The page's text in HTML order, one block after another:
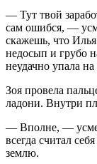
— Тут твой
сам ошибся, —
скажешь, что
недосып и грубо
неудачно упала
Зоя провела
ладони. Внутри
— Вполне, —
всегда считал
землю.